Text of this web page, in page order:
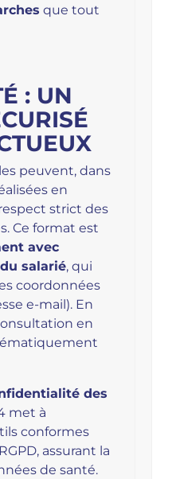
que tout
: UN
peuvent, dans
en
strict des
Ce format est
avec
salarié, qui
coordonnées
e-mail). En
en
des
met à
conformes
assurant la
de santé.